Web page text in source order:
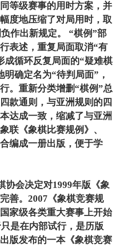
等级赛事的用时方案，并
度地压缩了对局用时，取
作出新规定。 “棋例”部
表述，重复局面取消“有
成循环反复局面的“疑难棋
确定名为“待判局面”，
。重新分类增删“棋例”总
款通则，与亚洲规则的四
达成一致，缩减了与亚洲
联《象棋比赛规例》、
编成一册出版，便于学
协会决定对1999年版《象
善。2007《象棋竞赛规
家级各类重大赛事上开始
是在内部试行，是历版
版发布的一本《象棋竞赛